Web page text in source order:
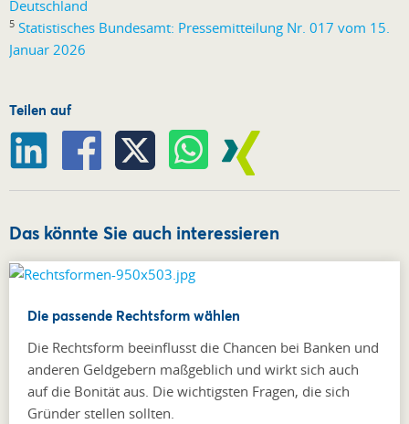
Deutschland
5 Statistisches Bundesamt: Pressemitteilung Nr. 017 vom 15.
Januar 2026
Teilen auf
Das könnte Sie auch interessieren
Die passende Rechtsform wählen
Die Rechtsform beeinflusst die Chancen bei Banken und
anderen Geldgebern maßgeblich und wirkt sich auch
auf die Bonität aus. Die wichtigsten Fragen, die sich
Gründer stellen sollten.